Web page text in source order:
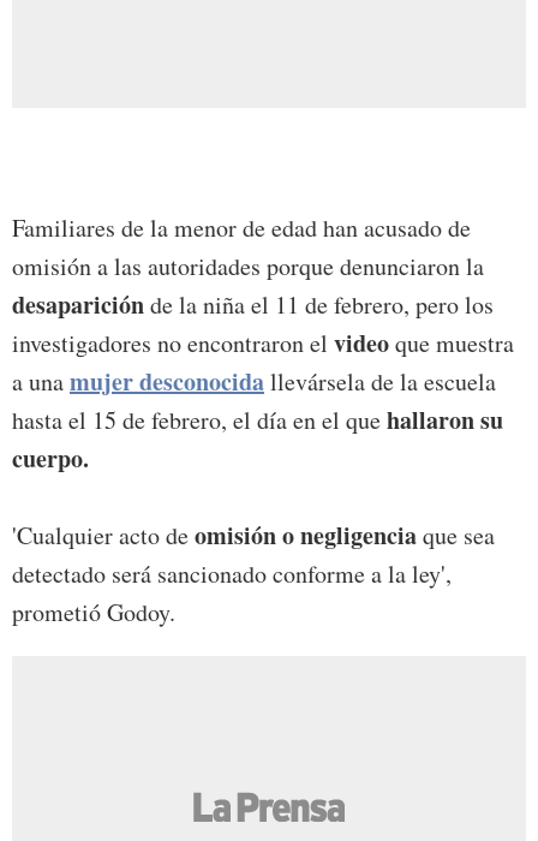
Familiares de la menor de edad han acusado de
omisión a las autoridades porque denunciaron la
desapariciónde la niña el 11 de febrero, pero los
investigadores no encontraron el videoque muestra
a unamujer desconocidallevársela de la escuela
hasta el 15 de febrero, el día en el quehallaron su
cuerpo.
'Cualquier acto deomisión o negligenciaque sea
detectado será sancionado conforme a la ley',
prometió Godoy.